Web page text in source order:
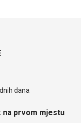
dana
na prvom mjestu